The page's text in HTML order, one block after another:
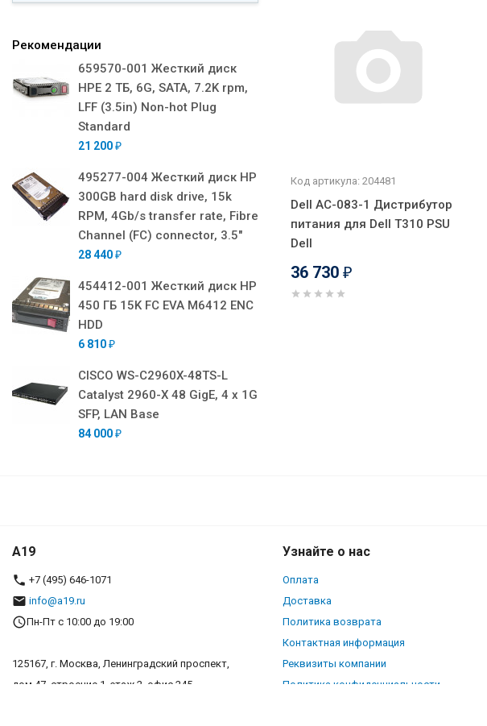
Рекомендации
659570-001 Жесткий диск
HPE 2 ТБ, 6G, SATA, 7.2K rpm,
LFF (3.5in) Non-hot Plug
Standard
21 200 ₽
495277-004 Жесткий диск HP
300GB hard disk drive, 15k
RPM, 4Gb/s transfer rate, Fibre
Channel (FC) connector, 3.5"
28 440 ₽
454412-001 Жесткий диск HP
450 ГБ 15K FC EVA M6412 ENC
HDD
6 810 ₽
CISCO WS-C2960X-48TS-L
Catalyst 2960-X 48 GigE, 4 x 1G
SFP, LAN Base
84 000 ₽
Код артикула: 204481
Dell AC-083-1 Дистрибутор
питания для Dell T310 PSU
Dell
36 730 ₽
A19
+7 (495) 646-1071
info@a19.ru
Пн-Пт с 10:00 до 19:00
125167, г. Москва, Ленинградский проспект,
дом 47, строение 1, этаж 2, офис 245
Узнайте о нас
Оплата
Доставка
Политика возврата
Контактная информация
Реквизиты компании
Политика конфиденциальности